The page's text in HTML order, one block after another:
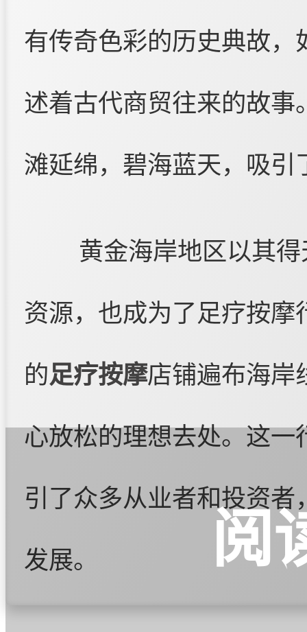
有传奇色彩的历史典故，
述着古代商贸往来的故
滩延绵，碧海蓝天，吸
黄金海岸地区以其
资源，也成为了足疗按
的足疗按摩店铺遍布海岸
心放松的理想去处。这
引了众多从业者和投资
发展。 阅